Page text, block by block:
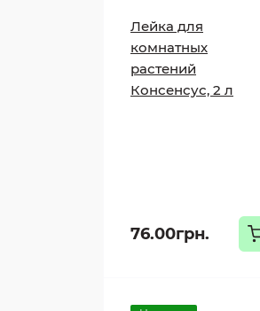
Лейка для
комнатных
растений
Консенсус, 2 л
76.00грн.